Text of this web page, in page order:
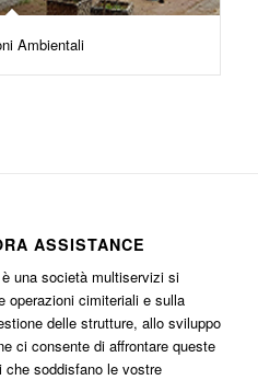
Ambientali
ASSISTANCE
una società multiservizi si
operazioni cimiteriali e sulla
delle strutture, allo sviluppo
ci consente di affrontare queste
soddisfano le vostre